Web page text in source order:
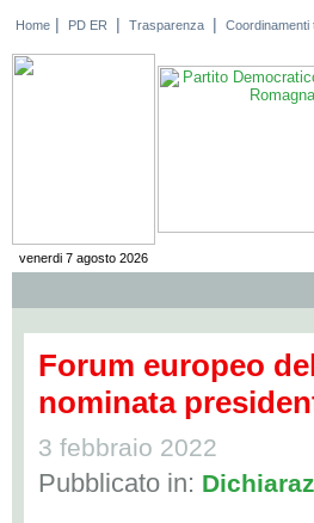
Home | PD ER | Trasparenza | Coordinamenti
venerdi 7 agosto 2026
Forum europeo
nominata
3 febbraio 2022
Pubblicato in: